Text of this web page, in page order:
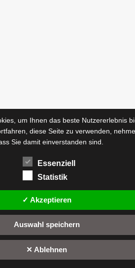
um Ihnen das beste Nutzererlebnis
diese Seite zu verwenden,
Sie damit einverstanden sind.
Essenziell
Statistik
✓ Akzeptieren
Auswahl speichern
✕ Ablehnen